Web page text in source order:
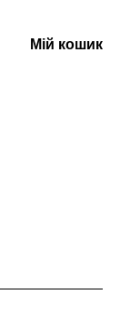
Мій кошик